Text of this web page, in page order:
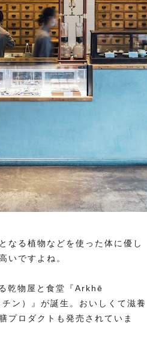
なる植物などを使った体に優し
いですよね。
乾物屋と食堂『Arkhē
ン）』が誕生。おいしくて滋養
プロダクトも発売されていま